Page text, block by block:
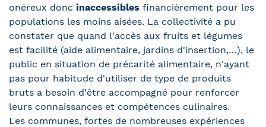
onéreux donc inaccessibles financièrement pour les
populations les moins aisées. La collectivité a pu
constater que quand l'accès aux fruits et légumes
est facilité (aide alimentaire, jardins d'insertion,…), le
public en situation de précarité alimentaire, n'ayant
pas pour habitude d'utiliser de type de produits
bruts a besoin d'être accompagné pour renforcer
leurs connaissances et compétences culinaires.
Les communes, fortes de nombreuses expériences